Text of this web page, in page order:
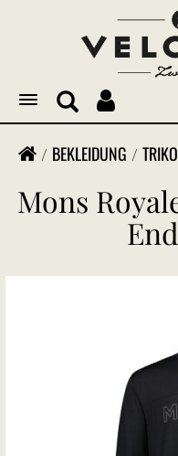
Toggle
navigation
BEKLEIDUNG
Mons